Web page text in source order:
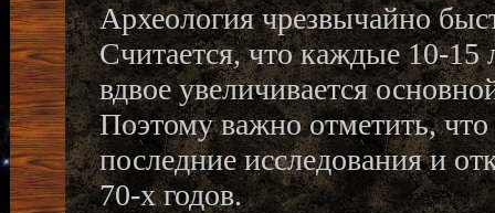
Археология чрезвычайно
Считается, что каждые 10-15
вдвое увеличивается
Поэтому важно отметить,
последние исследования и
70-х годов.